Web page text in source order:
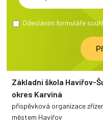
Odesláním formuláře
Základní škola Havířov-
okres Karviná
příspěvková organizace
městem Havířov